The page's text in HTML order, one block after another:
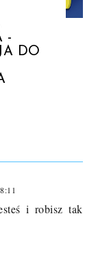
-
DO
i robisz tak